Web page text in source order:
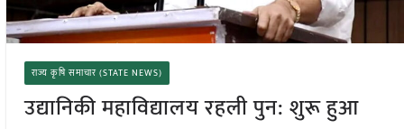
राज्य कृषि समाचार (STATE NEWS)
उद्यानिकी महाविद्यालय रहली पुन: शुरू हुआ